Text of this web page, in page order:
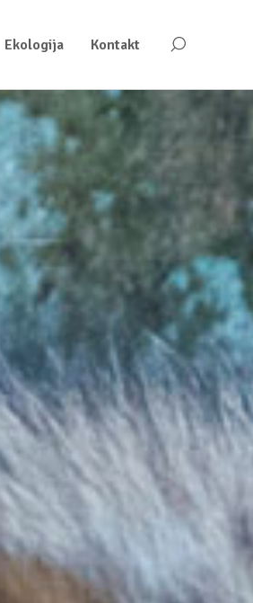
Ekologija Kontakt